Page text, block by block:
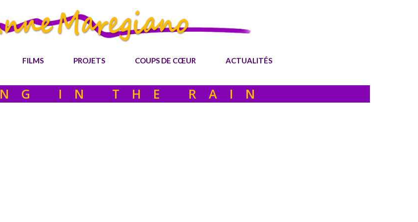
FILMS PROJETS COUPS DE CŒUR ACTUALITÉS
IN THE RAIN